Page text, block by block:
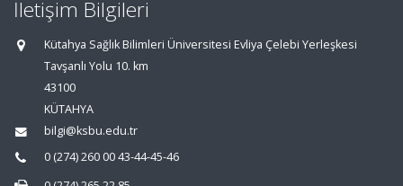
İletişim Bilgileri
Kütahya Sağlık Bilimleri Üniversitesi Evliya Çelebi Yerleşkesi
Tavşanlı Yolu 10. km
43100
KÜTAHYA
bilgi@ksbu.edu.tr
0 (274) 260 00 43-44-45-46